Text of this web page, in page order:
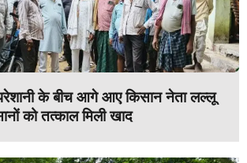
के बीच आगे आए किसान नेता लल्लू
को तत्काल मिली खाद